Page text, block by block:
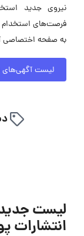
نیروی جدید
فرصت‌های استخدام
به صفحه اختصاصی
لیست آگهی‌های
لیست
انتشارات پویش |